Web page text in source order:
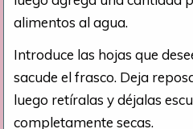
alimentos al agua.
Introduce las hojas que
sacude el frasco. Deja
luego retíralas y déjalas
completamente secas.